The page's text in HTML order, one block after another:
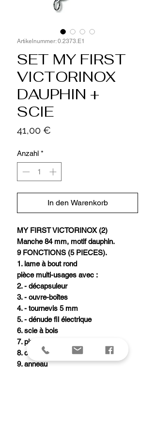
Artikelnummer: 0.2373.E1
SET MY FIRST
VICTORINOX
DAUPHIN +
SCIE
41,00 €
Anzahl *
In den Warenkorb
MY FIRST VICTORINOX (2)
Manche 84 mm, motif dauphin.
9 FONCTIONS (5 PIECES).
1. lame à bout rond
pièce multi-usages avec :
2. - décapsuleur
3. - ouvre-boîtes
4. - tournevis 5 mm
5. - dénude fil électrique
6. scie à bois
7. pincettes
8. cure-dents
9. anneau